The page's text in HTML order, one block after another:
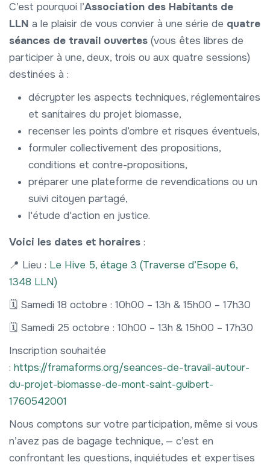
C’est pourquoi l’Association des Habitants de
LLN a le plaisir de vous convier à une série de quatre
séances de travail ouvertes (vous êtes libres de
participer à une, deux, trois ou aux quatre sessions)
destinées à :
décrypter les aspects techniques, réglementaires
et sanitaires du projet biomasse,
recenser les points d’ombre et risques éventuels,
formuler collectivement des propositions,
conditions et contre-propositions,
préparer une plateforme de revendications ou un
suivi citoyen partagé,
l'étude d'action en justice.
Voici les dates et horaires :
📍 Lieu : Le Hive 5, étage 3 (Traverse d’Esope 6,
1348 LLN)
🗓️ Samedi 18 octobre : 10h00 – 13h & 15h00 – 17h30
🗓️ Samedi 25 octobre : 10h00 – 13h & 15h00 – 17h30
Inscription souhaitée
: https://framaforms.org/seances-de-travail-autour-
du-projet-biomasse-de-mont-saint-guibert-
1760542001
Nous comptons sur votre participation, même si vous
n’avez pas de bagage technique, — c’est en
confrontant les questions, inquiétudes et expertises